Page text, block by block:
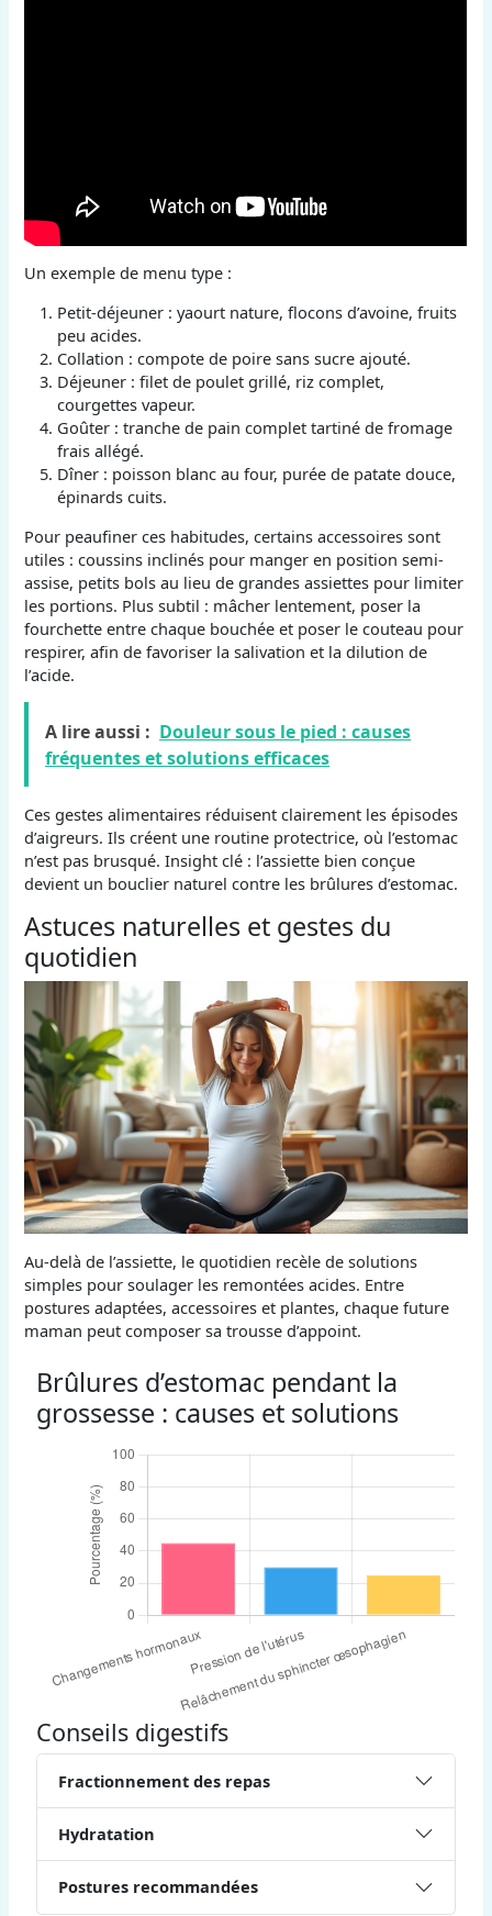
Un exemple de menu type :
Petit-déjeuner : yaourt nature, flocons d’avoine, fruits
peu acides.
Collation : compote de poire sans sucre ajouté.
Déjeuner : filet de poulet grillé, riz complet,
courgettes vapeur.
Goûter : tranche de pain complet tartiné de fromage
frais allégé.
Dîner : poisson blanc au four, purée de patate douce,
épinards cuits.
Pour peaufiner ces habitudes, certains accessoires sont
utiles : coussins inclinés pour manger en position semi-
assise, petits bols au lieu de grandes assiettes pour limiter
les portions. Plus subtil : mâcher lentement, poser la
fourchette entre chaque bouchée et poser le couteau pour
respirer, afin de favoriser la salivation et la dilution de
l’acide.
A lire aussi : Douleur sous le pied : causes
fréquentes et solutions efficaces
Ces gestes alimentaires réduisent clairement les épisodes
d’aigreurs. Ils créent une routine protectrice, où l’estomac
n’est pas brusqué. Insight clé : l’assiette bien conçue
devient un bouclier naturel contre les brûlures d’estomac.
Astuces naturelles et gestes du
quotidien
Au-delà de l’assiette, le quotidien recèle de solutions
simples pour soulager les remontées acides. Entre
postures adaptées, accessoires et plantes, chaque future
maman peut composer sa trousse d’appoint.
Brûlures d’estomac pendant la
grossesse : causes et solutions
Conseils digestifs
Fractionnement des repas
Hydratation
Postures recommandées